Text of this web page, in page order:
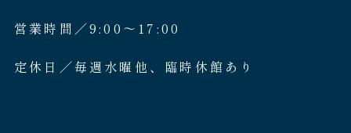
営業時間／9:00〜17:00
定休日／毎週水曜他、臨時休館あり